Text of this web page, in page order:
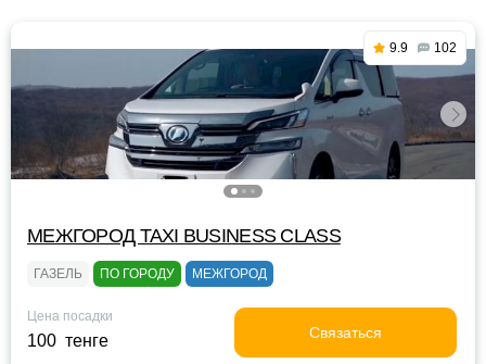
9.9 102
МЕЖГОРОД TAXI BUSINESS CLASS
ГАЗЕЛЬ ПО ГОРОДУ МЕЖГОРОД
Цена посадки
100 тенге Связаться